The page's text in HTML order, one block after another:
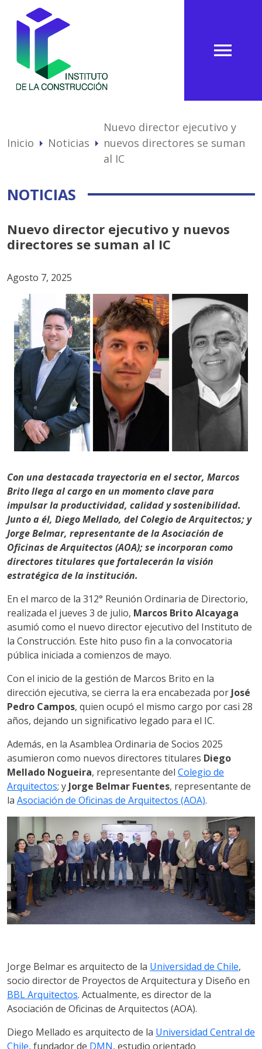
menu
Inicio arrow_right Noticias arrow_right
Nuevo director ejecutivo y
nuevos directores se suman
al IC
NOTICIAS
Nuevo director ejecutivo y nuevos
directores se suman al IC
Agosto 7, 2025
Con una destacada trayectoria en el sector, Marcos
Brito llega al cargo en un momento clave para
impulsar la productividad, calidad y sostenibilidad.
Junto a él, Diego Mellado, del Colegio de Arquitectos; y
Jorge Belmar, representante de la Asociación de
Oficinas de Arquitectos (AOA); se incorporan como
directores titulares que fortalecerán la visión
estratégica de la institución.
En el marco de la 312° Reunión Ordinaria de Directorio,
realizada el jueves 3 de julio, Marcos Brito Alcayaga
asumió como el nuevo director ejecutivo del Instituto de
la Construcción. Este hito puso fin a la convocatoria
pública iniciada a comienzos de mayo.
Con el inicio de la gestión de Marcos Brito en la
dirección ejecutiva, se cierra la era encabezada por José
Pedro Campos, quien ocupó el mismo cargo por casi 28
años, dejando un significativo legado para el IC.
Además, en la Asamblea Ordinaria de Socios 2025
asumieron como nuevos directores titulares Diego
Mellado Nogueira, representante del Colegio de
Arquitectos; y Jorge Belmar Fuentes, representante de
la Asociación de Oficinas de Arquitectos (AOA).
Jorge Belmar es arquitecto de la Universidad de Chile,
socio director de Proyectos de Arquitectura y Diseño en
BBL Arquitectos. Actualmente, es director de la
Asociación de Oficinas de Arquitectos (AOA).
Diego Mellado es arquitecto de la Universidad Central de
Chile, fundador de DMN, estudio orientado